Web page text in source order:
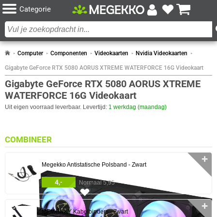
Categorie
Computer Componenten Videokaarten Nvidia Videokaarten
Gigabyte GeForce RTX 5080 AORUS XTREME WATERFORCE 16G Videokaart
Gigabyte GeForce RTX 5080 AORUS XTREME
WATERFORCE 16G Videokaart
Uit eigen voorraad leverbaar. Levertijd: 1 werkdag (maandag)
108x
COMBINEER
Megekko Antistatische Polsband - Zwart
4,- Normaal 5,95
✛
MEMONKY Kabelbinders - Zwart
✛